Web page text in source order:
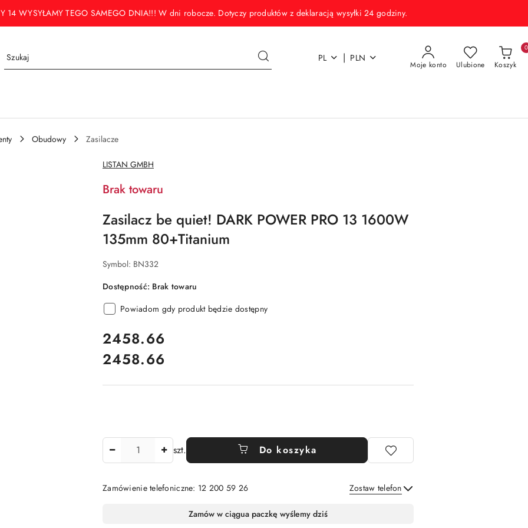
14 WYSYŁAMY TEGO SAMEGO DNIA!!! W dni robocze. Dotyczy produktów z deklaracją wysyłki 24 godziny.
PL | PLN
Moje konto Ulubione Koszyk
0
Obudowy
Zasilacze
NAZWA
PRODUCENTA:
LISTAN GMBH
Brak towaru
Zasilacz be quiet! DARK POWER PRO 13 1600W
135mm 80+Titanium
Symbol: BN332
Dostępność: Brak towaru
Powiadom gdy produkt będzie dostępny
cena:
2458.66
Cena:
2458.66
szt. Do koszyka
Zamówienie telefoniczne: 12 200 59 26 Zostaw telefon
Zamów w ciągua paczkę wyślemy dziś